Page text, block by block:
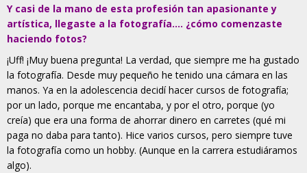
Y casi de la mano de esta profesión tan apasionante y
artística, llegaste a la fotografía…. ¿cómo comenzaste
haciendo fotos?
¡Uff! ¡Muy buena pregunta! La verdad, que siempre me ha gustado
la fotografía. Desde muy pequeño he tenido una cámara en las
manos. Ya en la adolescencia decidí hacer cursos de fotografía;
por un lado, porque me encantaba, y por el otro, porque (yo
creía) que era una forma de ahorrar dinero en carretes (qué mi
paga no daba para tanto). Hice varios cursos, pero siempre tuve
la fotografía como un hobby. (Aunque en la carrera estudiáramos
algo).